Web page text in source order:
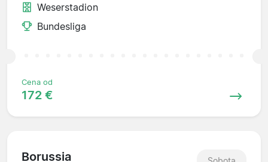
Weserstadion
Bundesliga
Cena od
172 €
Borussia